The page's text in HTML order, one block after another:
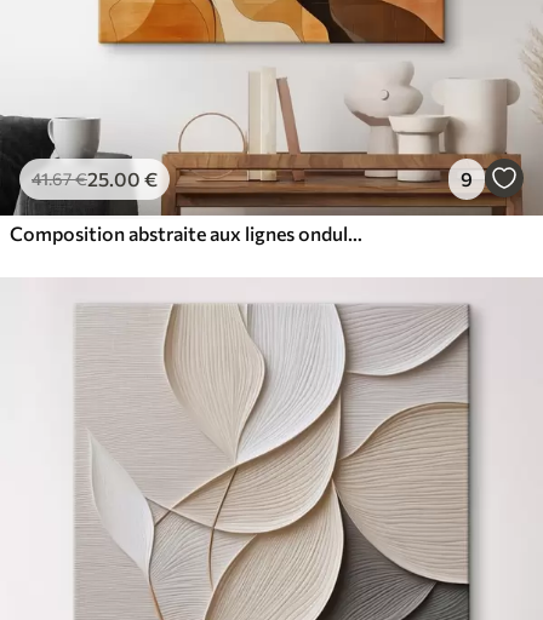
41.67€25.00 € 9
Composition abstraite aux lignes ondulées dynamiques, dans une palette de tons brun terre cuite